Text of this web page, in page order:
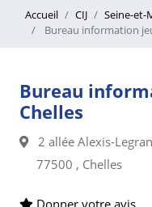
Accueil CIJ Seine-et-
Bureau information
Bureau
Chelles
2 allée Alexis-
77500 , Chelles
Donner votre avis